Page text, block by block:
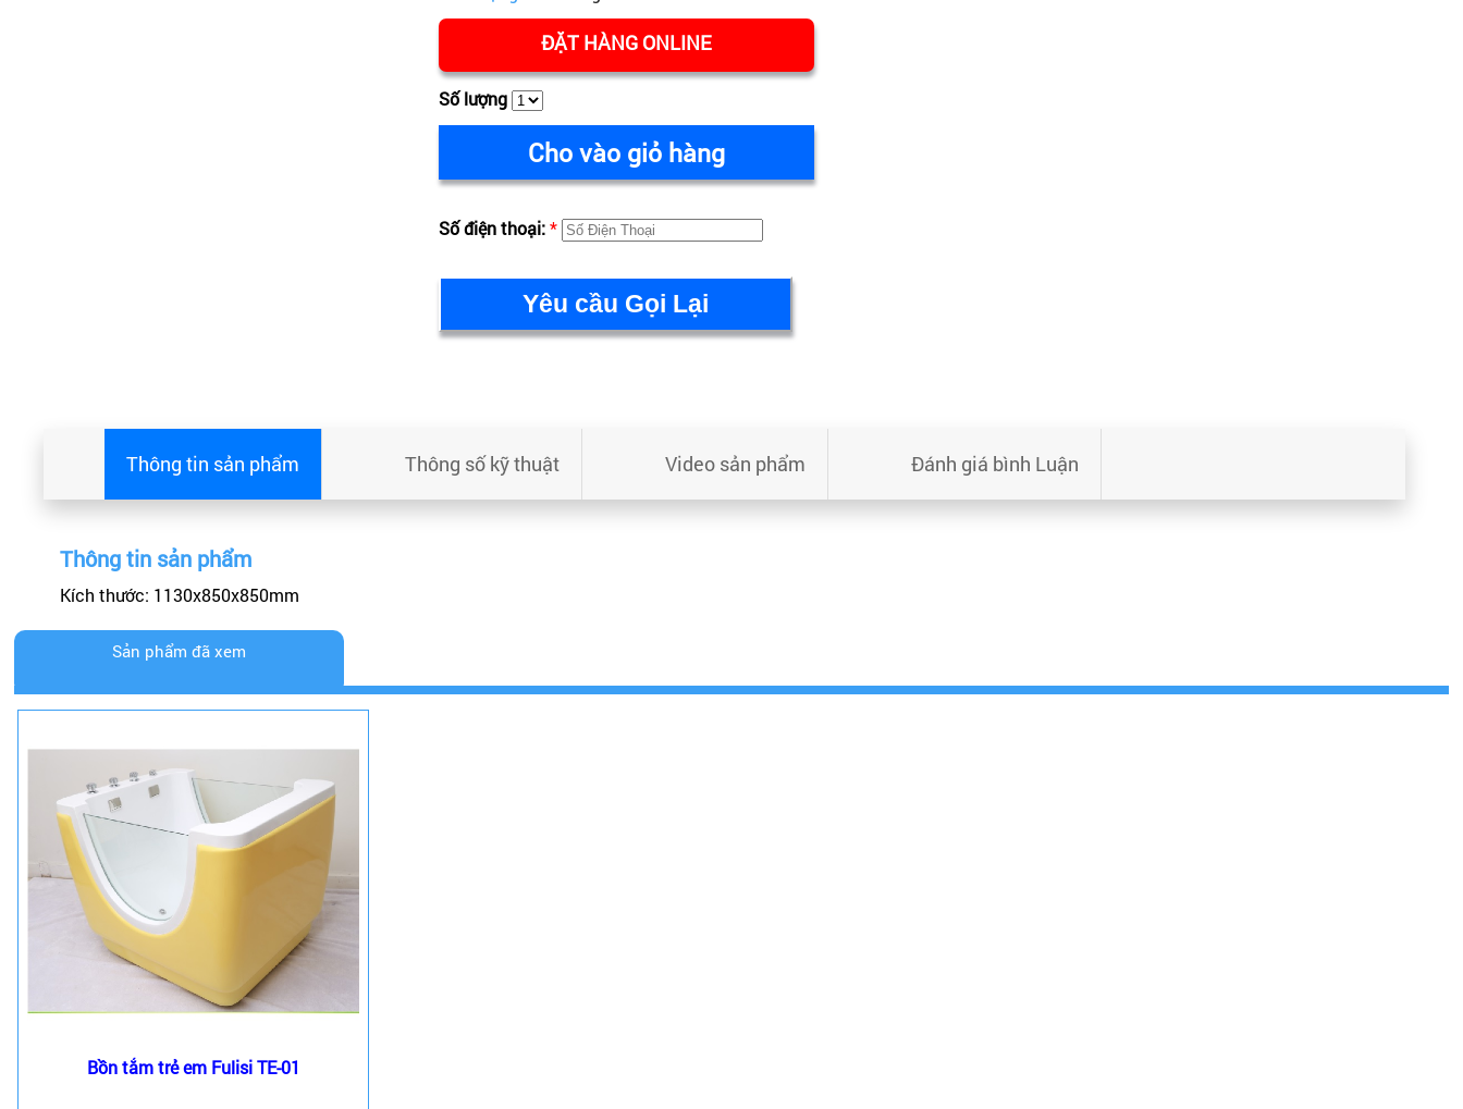
ĐẶT HÀNG ONLINE
Số lượng
Cho vào giỏ hàng
Số điện thoại:*
Thông tin sản phẩm Thông số kỹ thuật Video sản phẩm Đánh giá bình Luận
Thông tin sản phẩm
Kích thước: 1130x850x850mm
Sản phẩm đã xem
Bồn tắm trẻ em Fulisi TE-01